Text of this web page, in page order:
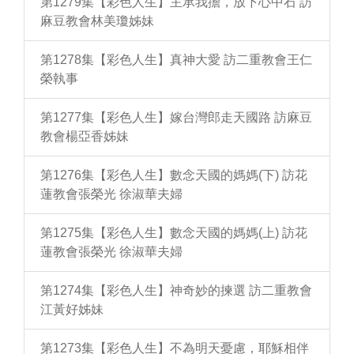
麻豆教會林美瓊姊妹
第1278集【彩色人生】真神大愛 訪二重教會王仁
榮執事
第1277集【彩色人生】嫁台灣郎走天國路 訪麻豆
教會楊亞香姊妹
第1276集【彩色人生】數念天國的媽媽(下) 訪花
蓮教會張榮光 徐淑華夫婦
第1275集【彩色人生】數念天國的媽媽(上) 訪花
蓮教會張榮光 徐淑華夫婦
第1274集【彩色人生】神奇妙的揀選 訪二重教會
江黃好姊妹
第1273集【彩色人生】不為明天憂慮，耶穌相伴